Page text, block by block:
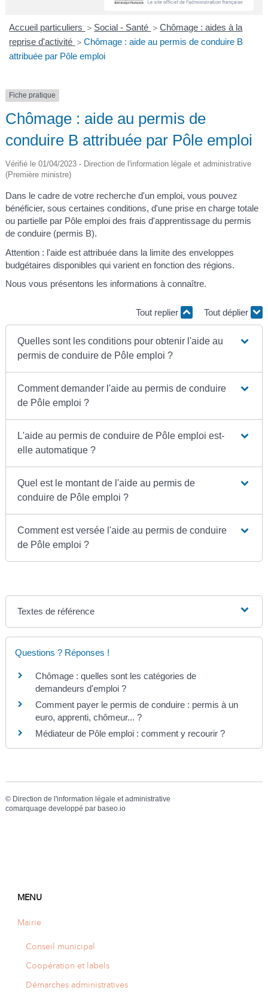
R
E
Accueil particuliers > Social - Santé > Chômage : aides à la
reprise d'activité > Chômage : aide au permis de conduire B
attribuée par Pôle emploi
Fiche pratique
Chômage : aide au permis de
conduire B attribuée par Pôle emploi
Vérifié le 01/04/2023 - Direction de l'information légale et administrative
(Première ministre)
Dans le cadre de votre recherche d'un emploi, vous pouvez
bénéficier, sous certaines conditions, d'une prise en charge totale
ou partielle par Pôle emploi des frais d'apprentissage du permis
de conduire (permis B).
Attention : l'aide est attribuée dans la limite des enveloppes
budgétaires disponibles qui varient en fonction des régions.
Nous vous présentons les informations à connaître.
Tout replier Tout déplier
Quelles sont les conditions pour obtenir l'aide au
permis de conduire de Pôle emploi ?
Comment demander l'aide au permis de conduire
de Pôle emploi ?
L'aide au permis de conduire de Pôle emploi est-
elle automatique ?
Quel est le montant de l'aide au permis de
conduire de Pôle emploi ?
Comment est versée l'aide au permis de conduire
de Pôle emploi ?
Textes de référence
Questions ? Réponses !
Chômage : quelles sont les catégories de
demandeurs d'emploi ?
Comment payer le permis de conduire : permis à un
euro, apprenti, chômeur... ?
Médiateur de Pôle emploi : comment y recourir ?
© Direction de l'information légale et administrative
comarquage developpé par baseo.io
MENU
Mairie
Conseil municipal
Coopération et labels
Démarches administratives